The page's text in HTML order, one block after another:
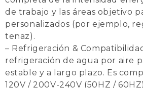
de trabajo y las áreas objetivo
personalizados (por ejemplo,
tenaz).
– Refrigeración &
refrigeración de agua por aire
estable y a largo plazo. Es
120V / 200V-240V (50HZ /